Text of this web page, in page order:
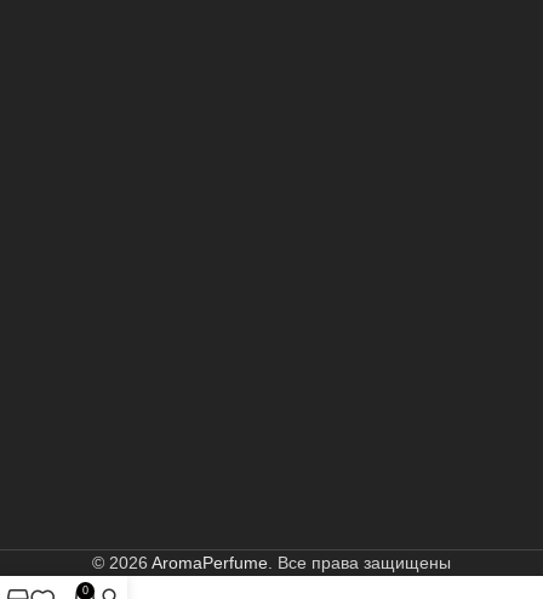
© 2026 AromaPerfume . Все права защищены
0